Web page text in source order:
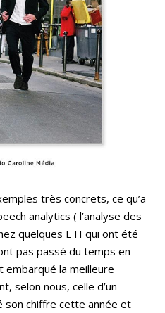
très concrets, ce qu’a
analytics ( l’analyse des
quelques ETI qui ont été
pas passé du temps en
embarqué la meilleure
selon nous, celle d’un
son chiffre cette année et